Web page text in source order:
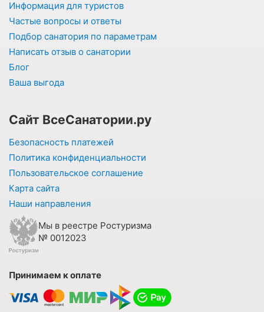
Информация для туристов
Частые вопросы и ответы
Подбор санатория по параметрам
Написать отзыв о санатории
Блог
Ваша выгода
Сайт ВсеСанатории.ру
Безопасность платежей
Политика конфиденциальности
Пользовательское соглашение
Карта сайта
Наши направления
Мы в реестре Ростуризма
№ 0012023
Принимаем к оплате